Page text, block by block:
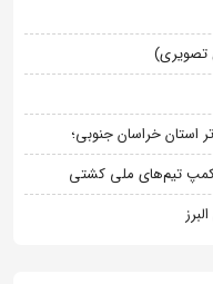
تصویری)
استان خراسان جنوبی؛
کمپ تیم‌های ملی کشتی